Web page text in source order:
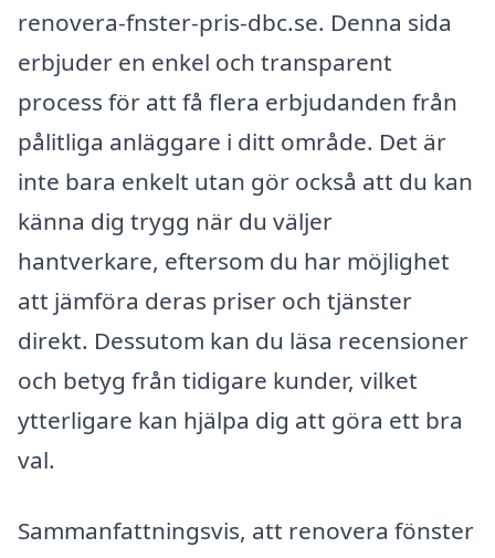
renovera-fnster-pris-dbc.se. Denna sida
erbjuder en enkel och transparent
process för att få flera erbjudanden från
pålitliga anläggare i ditt område. Det är
inte bara enkelt utan gör också att du kan
känna dig trygg när du väljer
hantverkare, eftersom du har möjlighet
att jämföra deras priser och tjänster
direkt. Dessutom kan du läsa recensioner
och betyg från tidigare kunder, vilket
ytterligare kan hjälpa dig att göra ett bra
val.
Sammanfattningsvis, att renovera fönster